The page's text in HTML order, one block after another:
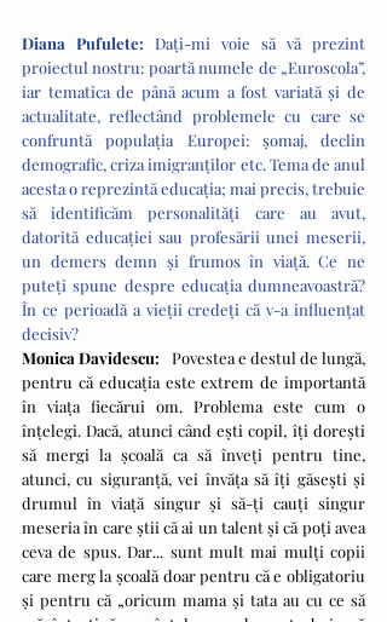
Diana Pufulete: Dați-mi voie să vă prezint
proiectul nostru: poartă numele de „Euroscola”,
iar tematica de până acum a fost variată și de
actualitate, reflectând problemele cu care se
confruntă populația Europei: șomaj, declin
demografic, criza imigranților etc. Tema de anul
acesta o reprezintă educația; mai precis, trebuie
să identificăm personalități care au avut,
datorită educației sau profesării unei meserii,
un demers demn și frumos în viață. Ce ne
puteți spune despre educația dumneavoastră?
În ce perioadă a vieții credeți că v-a influențat
decisiv?
Monica Davidescu:
   Povestea e destul de lungă,
pentru că educația este extrem de importantă
în viața fiecărui om. Problema este cum o
înțelegi. Dacă, atunci când ești copil, îți dorești
să mergi la școală ca să înveți pentru tine,
atunci, cu siguranță, vei învăța să îți găsești și
drumul în viață singur și să-ți cauți singur
meseria în care știi că ai un talent și că poți avea
ceva de spus. Dar... sunt mult mai mulți copii
care merg la școală doar pentru că e obligatoriu
și pentru că „oricum mama și tata au cu ce să